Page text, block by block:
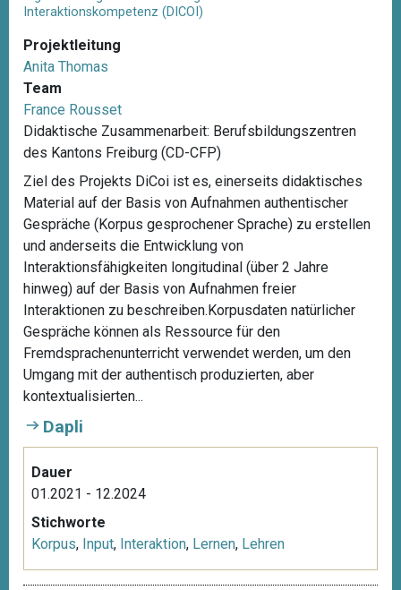
Interaktionskompetenz (DICOI)
Projektleitung
Anita Thomas
Team
France Rousset
Didaktische Zusammenarbeit: Berufsbildungszentren
des Kantons Freiburg (CD-CFP)
Ziel des Projekts DiCoi ist es, einerseits didaktisches
Material auf der Basis von Aufnahmen authentischer
Gespräche (Korpus gesprochener Sprache) zu erstellen
und anderseits die Entwicklung von
Interaktionsfähigkeiten longitudinal (über 2 Jahre
hinweg) auf der Basis von Aufnahmen freier
Interaktionen zu beschreiben.Korpusdaten natürlicher
Gespräche können als Ressource für den
Fremdsprachenunterricht verwendet werden, um den
Umgang mit der authentisch produzierten, aber
kontextualisierten...
Dapli
Dauer
01.2021 - 12.2024
Stichworte
Korpus, Input, Interaktion, Lernen, Lehren